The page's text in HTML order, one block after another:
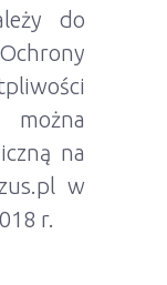
do
na
w
r.